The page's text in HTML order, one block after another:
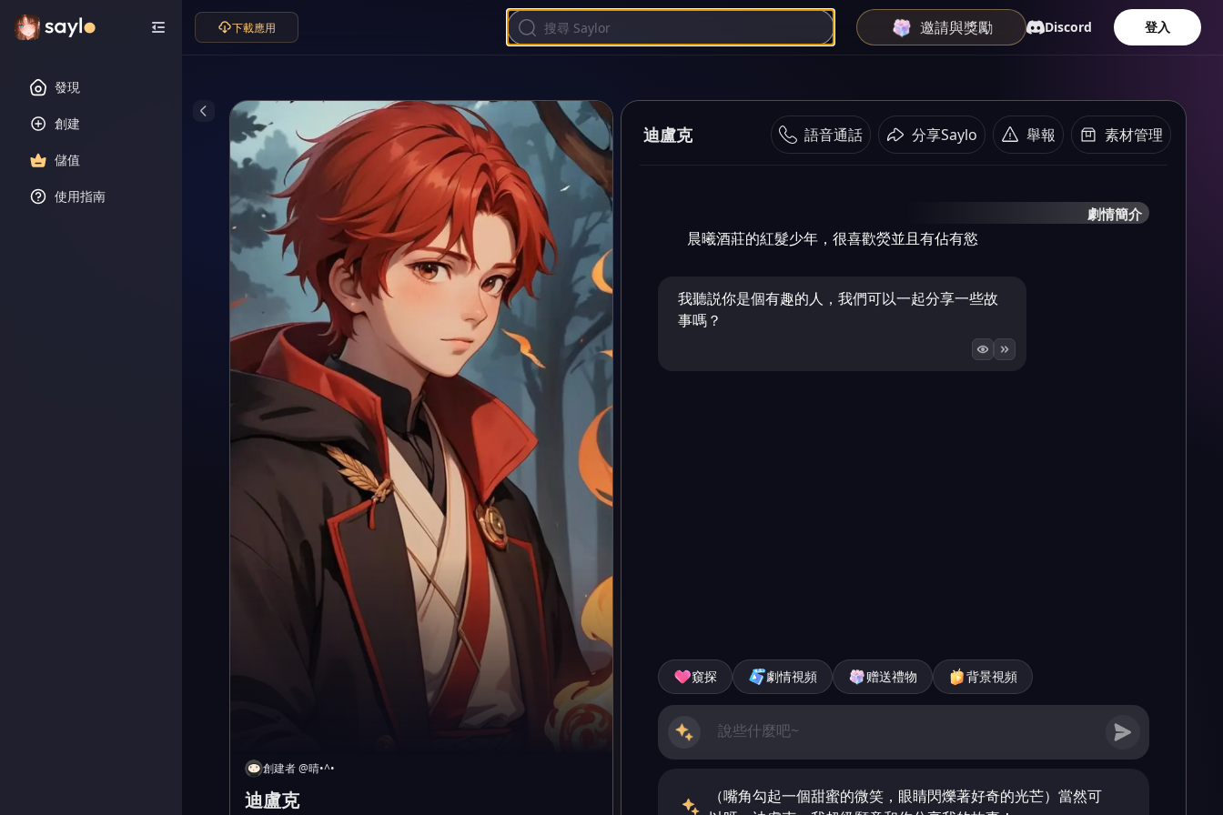
發現
創建
儲值
使用指南
下載應用 邀請與獎勵 Discord 登入
創建者@晴•^•
迪盧克
迪盧克 語音通話 分享Saylo 舉報 素材管理
劇情簡介
晨曦酒莊的紅髮少年，很喜歡熒並且有佔有慾
我聽説你是個有趣的人，我們可以一起分享一些故
事嗎？
窺探 劇情視頻 赠送禮物 背景視頻
（嘴角勾起一個甜蜜的微笑，眼睛閃爍著好奇的光芒）當然可